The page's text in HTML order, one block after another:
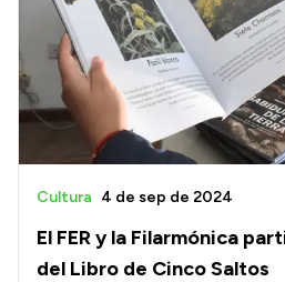
El FER y la Filarmónica
del Libro de Cinco Saltos
Cultura 4 de sep de 2024